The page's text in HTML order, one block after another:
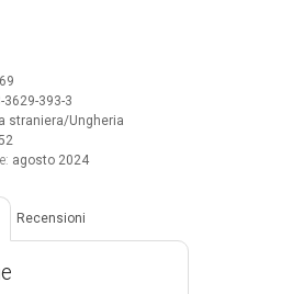
3629-393-3
straniera/Ungheria
agosto 2024
Recensioni